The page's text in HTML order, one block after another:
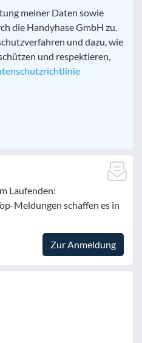
meiner Daten sowie
die Handyhase GmbH zu.
und dazu, wie
und respektieren,
Laufenden:
Meldungen schaffen es in
Zur Anmeldung